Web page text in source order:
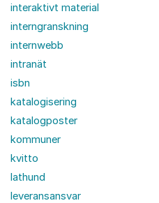
interaktivt material
interngranskning
internwebb
intranät
isbn
katalogisering
katalogposter
kommuner
kvitto
lathund
leveransansvar